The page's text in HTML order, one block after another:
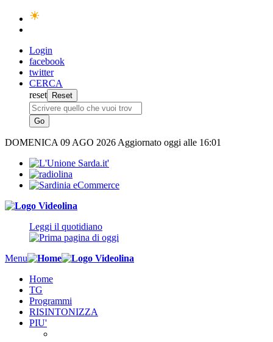
Login
facebook
twitter
CERCA
reset
DOMENICA 09 AGO 2026 Aggiornato oggi alle 16:01
Leggi il quotidiano
Menu
Home
TG
Programmi
RISINTONIZZA
PIU'